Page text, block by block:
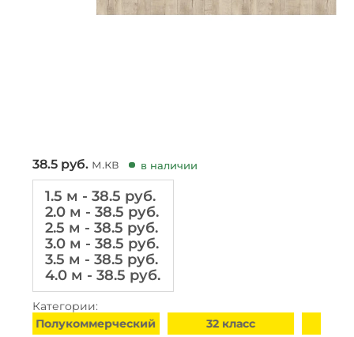
38.5 руб. м.кв в наличии
1.5 м - 38.5 руб.
2.0 м - 38.5 руб.
2.5 м - 38.5 руб.
3.0 м - 38.5 руб.
3.5 м - 38.5 руб.
4.0 м - 38.5 руб.
Категории:
Полукоммерческий
32 класс